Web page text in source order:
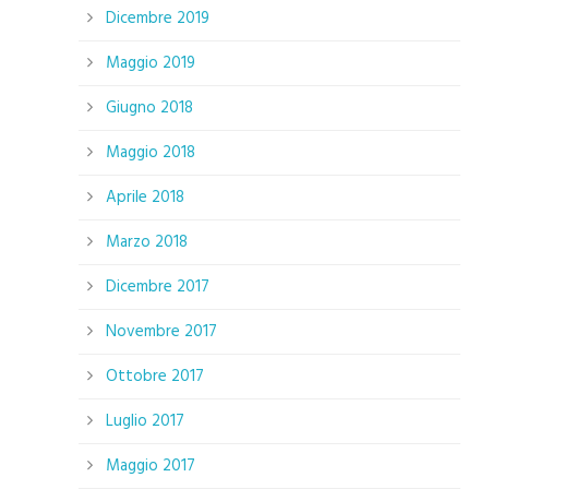
Dicembre 2019
Maggio 2019
Giugno 2018
Maggio 2018
Aprile 2018
Marzo 2018
Dicembre 2017
Novembre 2017
Ottobre 2017
Luglio 2017
Maggio 2017